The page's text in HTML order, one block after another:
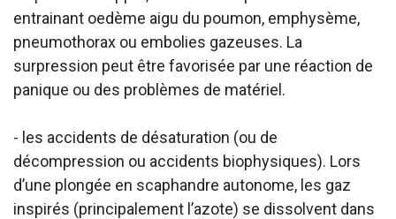
entrainant oedème aigu du poumon, emphysème,
pneumothorax ou embolies gazeuses. La
surpression peut être favorisée par une réaction de
panique ou des problèmes de matériel.
- les accidents de désaturation (ou de
décompression ou accidents biophysiques). Lors
d’une plongée en scaphandre autonome, les gaz
inspirés (principalement l’azote) se dissolvent dans